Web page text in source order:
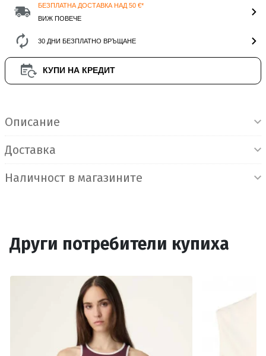
БЕЗПЛАТНА ДОСТАВКА НАД 50 €*
ВИЖ ПОВЕЧЕ
30 ДНИ БЕЗПЛАТНО ВРЪЩАНЕ
КУПИ НА КРЕДИТ
Описание
Доставка
Наличност в магазините
Други потребители купиха